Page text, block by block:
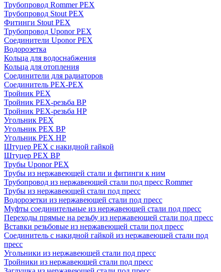
Трубопровод Rommer PEX
Трубопровод Stout PEX
Фитинги Stout PEX
Трубопровод Uponor PEX
Соединители Uponor PEX
Водорозетка
Кольца для водоснабжения
Кольца для отопления
Соединители для радиаторов
Соединитель PEX-PEX
Тройник PEX
Тройник PEX-резьба ВР
Тройник PEX-резьба НР
Угольник PEX
Угольник PEX ВР
Угольник PEX НР
Штуцер PEX c накидной гайкой
Штуцер PEX ВР
Трубы Uponor PEX
Трубы из нержавеющей стали и фитинги к ним
Трубопровод из нержавеющей стали под пресс Rommer
Трубы из нержавеющей стали под пресс
Водорозетки из нержавеющей стали под пресс
Муфты соединительные из нержавеющей стали под пресс
Переходы прямые на резьбу из нержавеющей стали под пресс
Вставки резьбовые из нержавеющей стали под пресс
Соединитель с накидной гайкой из нержавеющей стали под
пресс
Угольники из нержавеющей стали под пресс
Тройники из нержавеющей стали под пресс